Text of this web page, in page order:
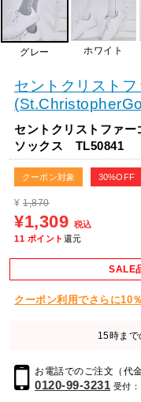
グレー ホワイト
セントクリストフ
セントクリストファ
ソックス TL50841
クーポン対象 30%OFF
¥ 1,870
¥1,309 税込
11 ポイント 還元
SALE
クーポン利用でさらに10
15時ま
お電話でのご注文（代
0120-99-3231 受付